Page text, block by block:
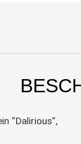
“Dalirious”,